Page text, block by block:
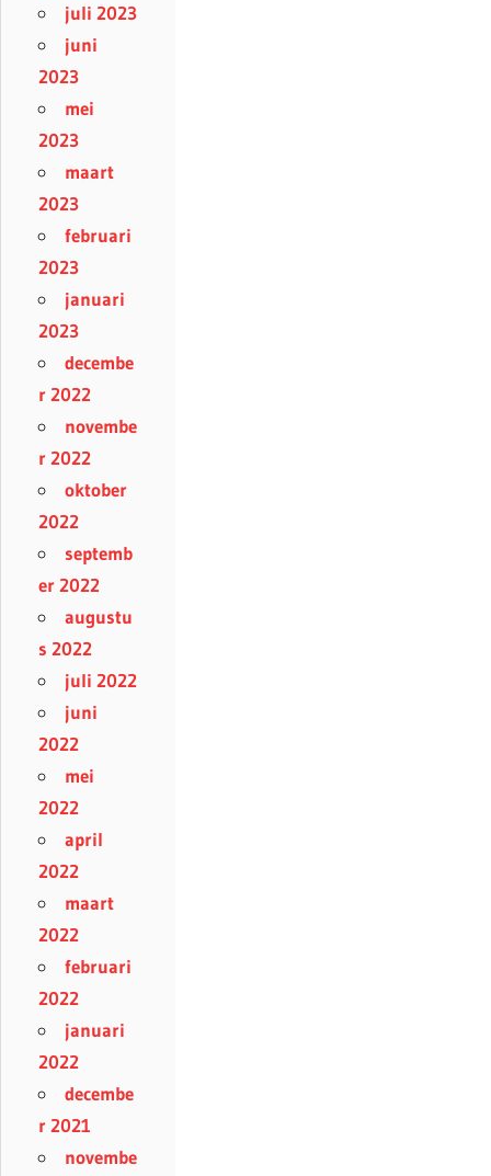
juli 2023
juni
2023
mei
2023
maart
2023
februari
2023
januari
2023
decembe
r 2022
novembe
r 2022
oktober
2022
septemb
er 2022
augustu
s 2022
juli 2022
juni
2022
mei
2022
april
2022
maart
2022
februari
2022
januari
2022
decembe
r 2021
novembe